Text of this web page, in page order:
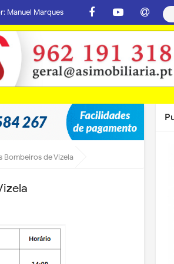
Manuel Marques
de Vizela